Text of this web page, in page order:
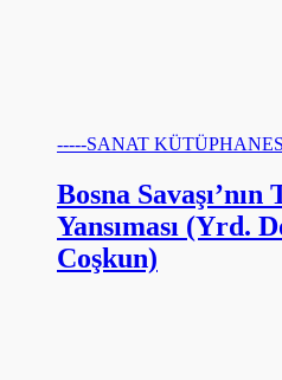
-----SANAT
Bosna
Yansıması (Yrd.
Coşkun)